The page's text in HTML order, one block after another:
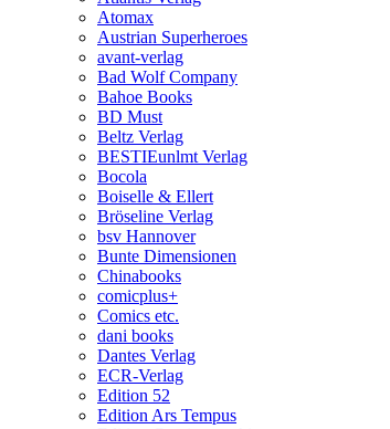
Atomax
Austrian Superheroes
avant-verlag
Bad Wolf Company
Bahoe Books
BD Must
Beltz Verlag
BESTIEunlmt Verlag
Bocola
Boiselle & Ellert
Bröseline Verlag
bsv Hannover
Bunte Dimensionen
Chinabooks
comicplus+
Comics etc.
dani books
Dantes Verlag
ECR-Verlag
Edition 52
Edition Ars Tempus